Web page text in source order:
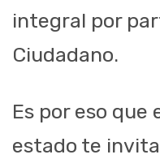
integral por
Ciudadano.
Es por eso que
estado te